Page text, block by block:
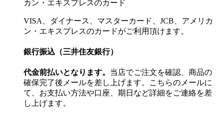
VISA、ダイナース、マスターカード、JCB、アメリカ
ン・エキスプレスのカードがご利用頂けます。
銀行振込（三井住友銀行）
代金前払いとなります。 当店でご注文を確認、商品の
確保完了後メールを差し上げます。こちらのメールに
て、お支払い方法や口座、期日など詳細をご連絡を差
し上げます。